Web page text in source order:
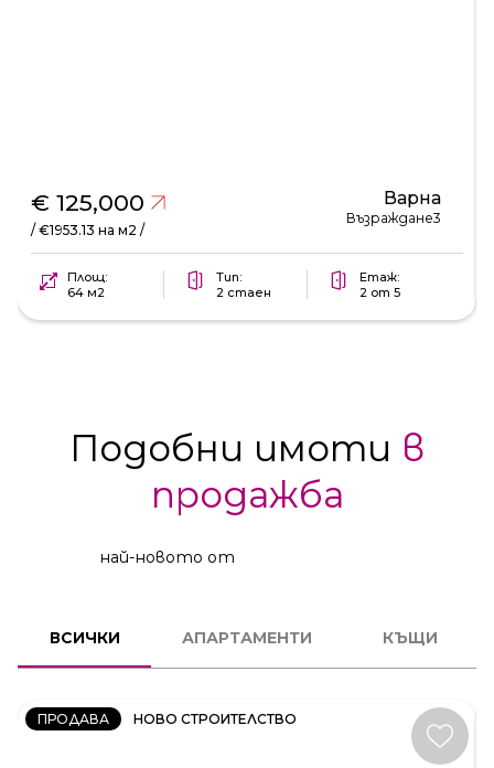
€ 125,000
/ €1953.13 на м2 /
Варна
Възраждане3
Площ:
64 м2
Тип:
2 стаен
Етаж:
2 от 5
Подобни имоти в
продажба
най-новото от
ВСИЧКИ АПАРТАМЕНТИ КЪЩИ
ПРОДАВА НОВО СТРОИТЕЛСТВО
СТАЕН
КОД:
231606